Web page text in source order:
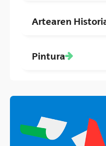
Artearen
Pintura